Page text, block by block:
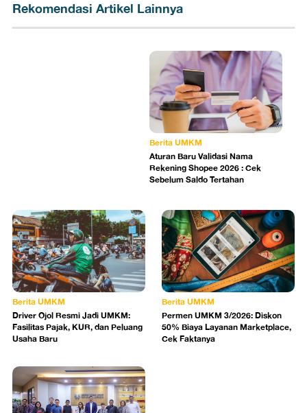
Rekomendasi Artikel Lainnya
Berita UMKM
Aturan Baru Validasi Nama
Rekening Shopee 2026 : Cek
Sebelum Saldo Tertahan
Berita UMKM
Driver Ojol Resmi Jadi UMKM:
Fasilitas Pajak, KUR, dan Peluang
Usaha Baru
Berita UMKM
Permen UMKM 3/2026: Diskon
50% Biaya Layanan Marketplace,
Cek Faktanya